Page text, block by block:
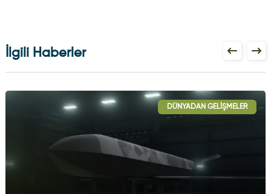
İlgili Haberler
DÜNYADAN GELIŞMELER